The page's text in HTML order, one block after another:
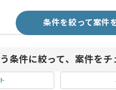
条件を絞って案件
条件に絞って、案件をチ